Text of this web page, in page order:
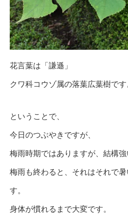
花言葉は「謙遜」
クワ科コウゾ属の落葉広葉樹です
ということで、
今日のつぶやきですが、
梅雨時期ではありますが、結構強
梅雨も終わると、それはそれで
す。
身体が慣れるまで大変です。